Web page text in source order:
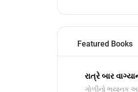
Featured Books
રાત્રે બાર
ગોળીનો ભયાનક